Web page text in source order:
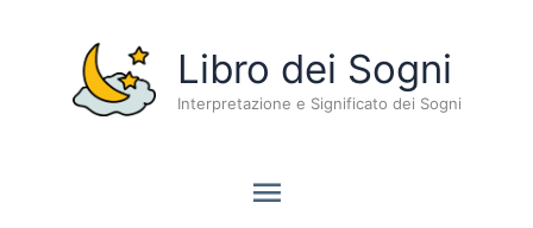
contenuto
Libro dei Sogni
Interpretazione e Significato dei Sogni
Menu
principale